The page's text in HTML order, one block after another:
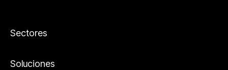
Sectores
Soluciones